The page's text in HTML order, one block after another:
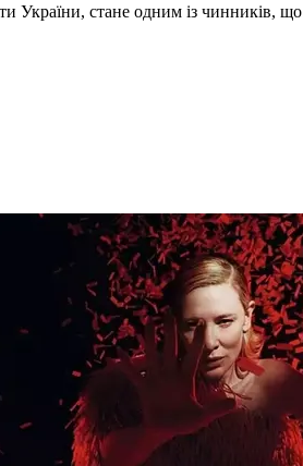
України, стане одним із чинників, що